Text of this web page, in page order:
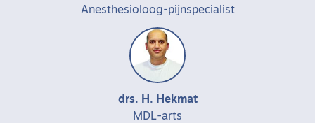
Anesthesioloog-pijnspecialist
drs. H. Hekmat
MDL-arts